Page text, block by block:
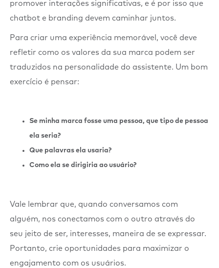
promover interações significativas, e é por isso que
chatbot e branding devem caminhar juntos.
Para criar uma experiência memorável, você deve
refletir como os valores da sua marca podem ser
traduzidos na personalidade do assistente. Um bom
exercício é pensar:
Se minha marca fosse uma pessoa, que tipo de pessoa
ela seria?
Que palavras ela usaria?
Como ela se dirigiria ao usuário?
Vale lembrar que, quando conversamos com
alguém, nos conectamos com o outro através do
seu jeito de ser, interesses, maneira de se expressar.
Portanto, crie oportunidades para maximizar o
engajamento com os usuários.